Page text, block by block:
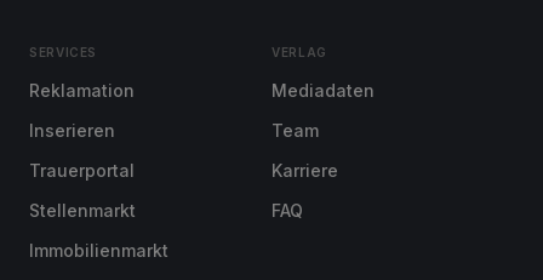
SERVICES
Reklamation
Inserieren
Trauerportal
Stellenmarkt
Immobilienmarkt
VERLAG
Mediadaten
Team
Karriere
FAQ